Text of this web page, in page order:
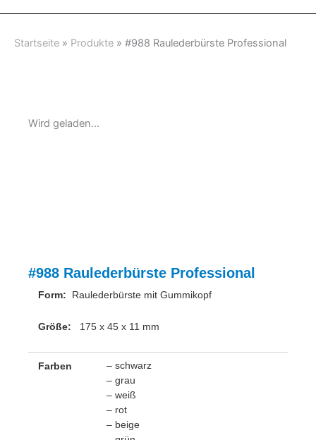
Startseite » Produkte » #988 Raulederbürste Professional
Wird geladen...
#988 Raulederbürste Professional
Form: Raulederbürste mit Gummikopf
Größe: 175 x 45 x 11 mm
Farben
– schwarz
– grau
– weiß
– rot
– beige